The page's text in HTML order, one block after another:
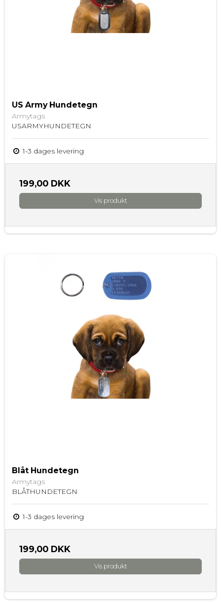
US Army Hundetegn
Armytags
USARMYHUNDETEGN
1-3 dages levering
199,00 DKK
Vis produkt
Blåt Hundetegn
Armytags
BLÅTHUNDETEGN
1-3 dages levering
199,00 DKK
Vis produkt